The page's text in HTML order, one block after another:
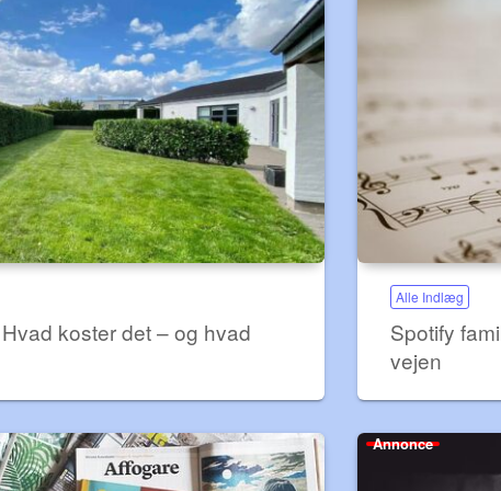
koster det – og hvad
Alle Indlæg
Spotify
vejen
Annonce